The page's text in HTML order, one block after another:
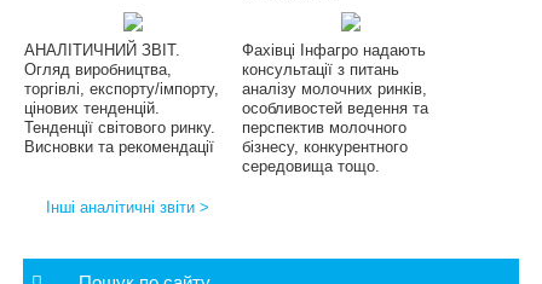
АНАЛІТИЧНИЙ ЗВІТ.
Огляд виробництва,
торгівлі, експорту/імпорту,
цінових тенденцій.
Тенденції світового ринку.
Висновки та рекомендації
Фахівці Інфагро надають
консультації з питань
аналізу молочних ринків,
особливостей ведення та
перспектив молочного
бізнесу, конкурентного
середовища тощо.
Інші аналітичні звіти >